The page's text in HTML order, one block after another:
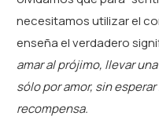
necesitamos utilizar el
enseña el verdadero
amar al prójimo, llevar
sólo por amor, sin
recompensa.